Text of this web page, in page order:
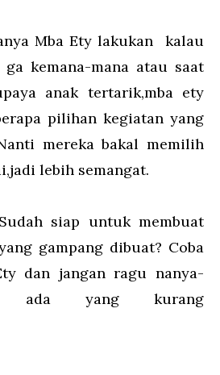
Mba Ety lakukan kalau
kemana-mana atau saat
anak tertarik,mba ety
pilihan kegiatan yang
mereka bakal memilih
lebih semangat.
siap untuk membuat
gampang dibuat? Coba
dan jangan ragu nanya-
ada yang kurang